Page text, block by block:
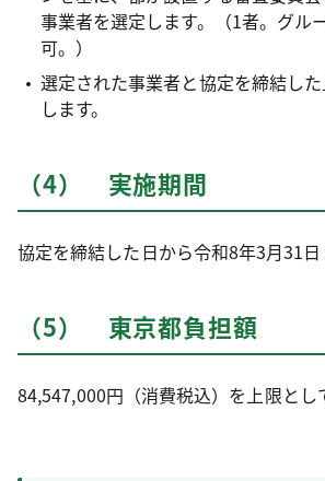
事業者を選定します。（1者。グル
可。）
選定された事業者と協定を締結し
します。
（4） 実施期間
協定を締結した日から令和8年3月31
（5） 東京都負担額
84,547,000円（消費税込）を上限とし